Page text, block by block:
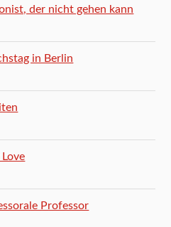
der nicht gehen kann
in Berlin
Professor